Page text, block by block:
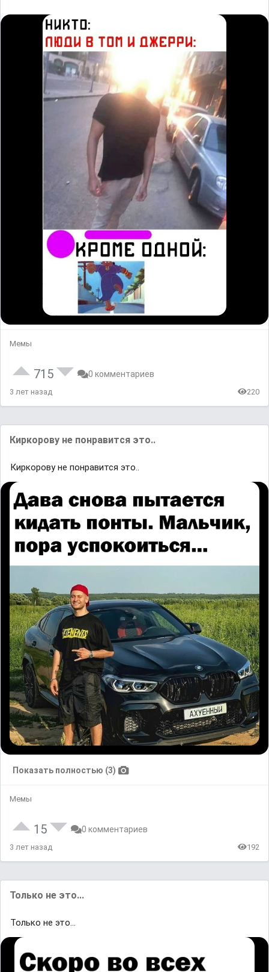
Мемы
715 0 комментариев
3 лет назад 220
Киркорову не понравится это..
Киркорову не понравится это..
Показать полностью (3)
Мемы
15 0 комментариев
3 лет назад 192
Только не это...
Только не это...